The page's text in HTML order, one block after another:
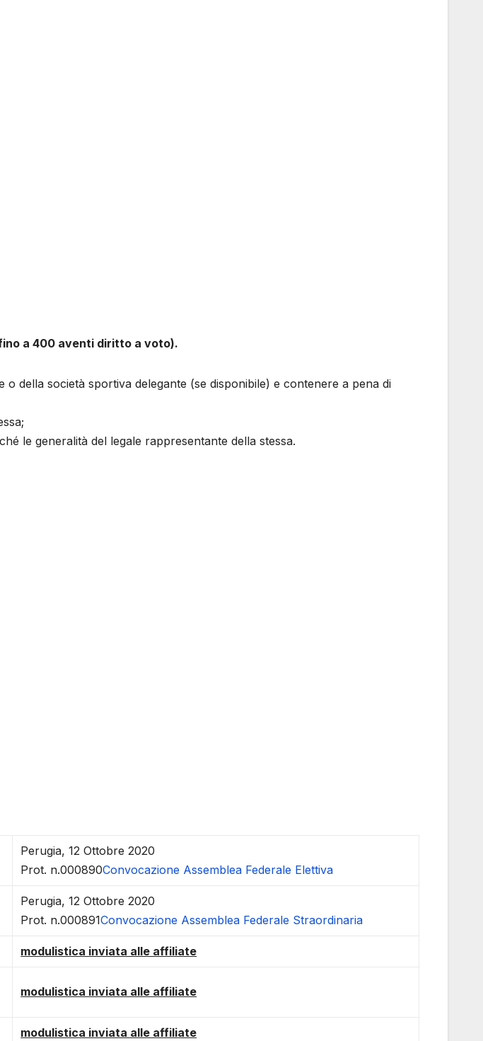
a 400 aventi diritto a voto).
della società sportiva delegante (se disponibile) e contenere a pena di
le generalità del legale rappresentante della stessa.
Perugia, 12 Ottobre 2020
Prot. n.000890Convocazione Assemblea Federale Elettiva
Perugia, 12 Ottobre 2020
Prot. n.000891Convocazione Assemblea Federale Straordinaria
modulistica inviata alle affiliate
modulistica inviata alle affiliate
modulistica inviata alle affiliate